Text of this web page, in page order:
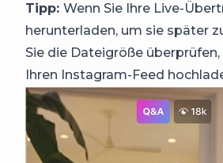
Tipp: Wenn Sie Ihre Live-
herunterladen, um sie später
Sie die Dateigröße überprüfen,
Ihren Instagram-Feed